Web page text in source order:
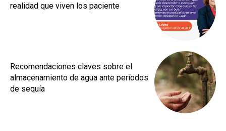
realidad que viven los paciente
Recomendaciones claves sobre el
almacenamiento de agua ante períodos
de sequía